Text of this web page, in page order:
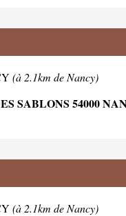
(à 2.1km de Nancy)
SABLONS 54000
(à 2.1km de Nancy)